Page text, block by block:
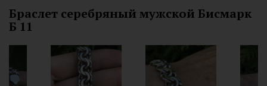
Браслет серебряный мужской Бисмарк
Б 11